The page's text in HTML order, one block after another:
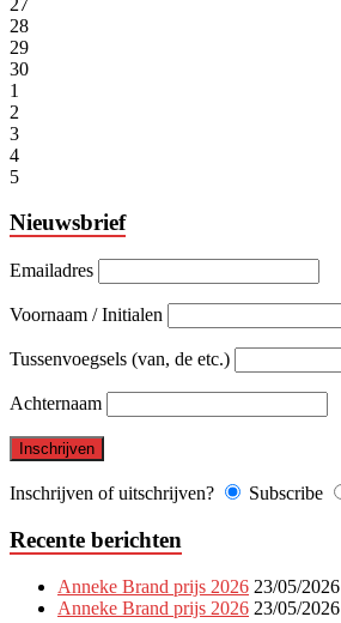
28
29
30
1
2
3
4
5
Nieuwsbrief
Emailadres
Voornaam / Initialen
Tussenvoegsels (van, de etc.)
Achternaam
Inschrijven of uitschrijven? Subscribe
Recente berichten
Anneke Brand prijs 2026 23/05/2026
Anneke Brand prijs 2026 23/05/2026